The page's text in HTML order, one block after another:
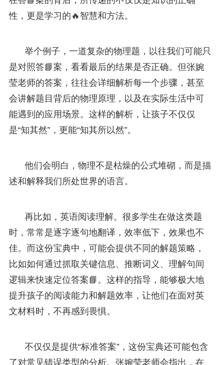
性，更是学习的🔥智慧和方法。
举个例子，一道复杂的物理题，以往我们可能只
是对照答📘案，看看最后的结果是否正确。但张婉
莹老师的答案，往往会详细解析每一个步骤，甚至
会讲解题目背后的物理原理，以及在实际生活中可
能遇到的应用场景。这样的解析，让孩子不仅仅
是“知其然”，更能“知其所以然”。
他们会明白，物理不是枯燥的公式堆砌，而是描
述和解释我们所处世界的语言。
再比如，英语阅读理解。很多学生在做这类题
时，常常是逐字逐句地翻译，效率低下，效果也不
佳。而这份宝典中，可能会提供不同的解题策略，
比如如何通过抓取关键信息、推断词义、理解句间
逻辑来快速定位答案📘。这样的指导，能够极大地
提升孩子的阅读能力和解题效率，让他们在面对英
文材料时，不再感到畏惧。
不仅仅是提供“标准答案”，这份宝典还可能包含
了对常见错误类型的分析。张婉莹老师会指出，在